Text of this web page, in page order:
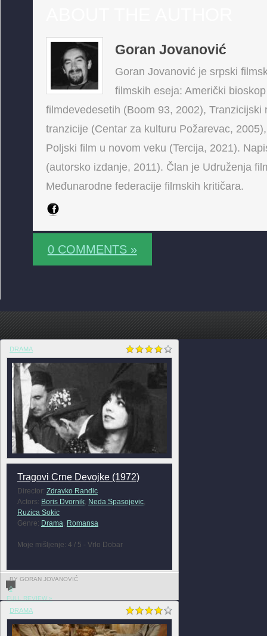
Goran Jovanović
Goran Jovanović je srpski
filmskih eseja: Američki
filmdevedesetih (Boom 93, 2002),
tranzicije (Centar za kulturu Požarevac,
Poljski film u novom veku (Tercija, 2021).
(autorsko izdanje, 2011). Član je Udruženja
Međunarodne federacije filmskih kritičara.
0 COMMENTS »
DRAMA
Tragovi Crne Devojke (1972)
Director: Zdravko Randic
Actors: Boris Dvornik, Neda Spasojevic,
Ruzica Sokic
Genre: Drama, Romansa
Moje mišljenje: 4 / 5 - Vrlo Dobar
BY GORAN JOVANOVIĆ
0
FULL REVIEW »
DRAMA